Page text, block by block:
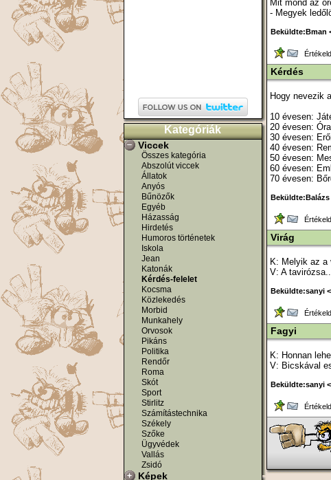
Kategóriák
Viccek
Összes kategória
Abszolút viccek
Állatok
Anyós
Bűnözők
Egyéb
Házasság
Hirdetés
Humoros történetek
Iskola
Jean
Katonák
Kérdés-felelet
Kocsma
Közlekedés
Morbid
Munkahely
Orvosok
Pikáns
Politika
Rendőr
Roma
Skót
Sport
Stirlitz
Számítástechnika
Székely
Szőke
Ügyvédek
Vallás
Zsidó
Képek
Mit mond az
- Megyek
Beküldte:Bman
Kérdés
Hogy nevezik
10 évesen:
20 évesen:
30 évesen:
40 évesen:
50 évesen:
60 évesen:
70 évesen:
Beküldte:Balázs
Virág
K: Melyik az a
V: A
Beküldte:sanyi
Fagyi
K: Honnan
V: Bicskával
Beküldte:sanyi